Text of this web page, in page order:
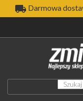
 Darmowa